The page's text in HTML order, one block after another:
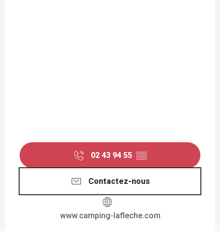
02 43 94 55 ▒▒
Contactez-nous
www.camping-lafleche.com